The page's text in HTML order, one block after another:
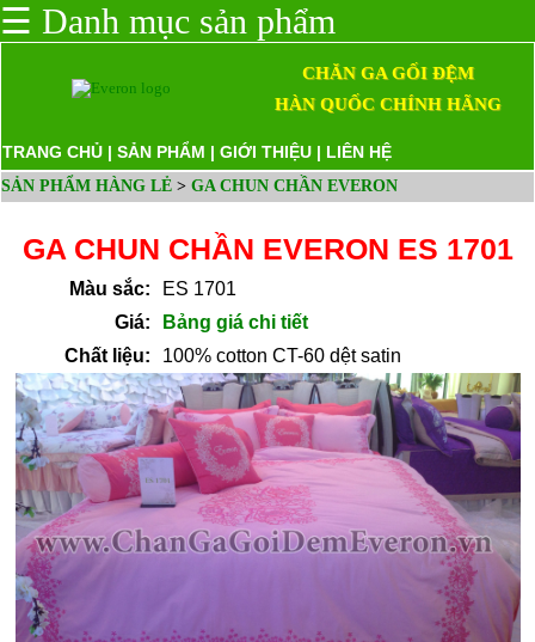
☰ Danh mục sản phẩm
CHĂN GA GỐI ĐỆM
HÀN QUỐC CHÍNH HÃNG
TRANG CHỦ | SẢN PHẨM | GIỚI THIỆU | LIÊN HỆ
SẢN PHẨM HÀNG LẺ > GA CHUN CHẦN EVERON
GA CHUN CHẦN EVERON ES 1701
Màu sắc:
ES 1701
Giá:
Bảng giá chi tiết
Chất liệu:
100% cotton CT-60 dệt satin